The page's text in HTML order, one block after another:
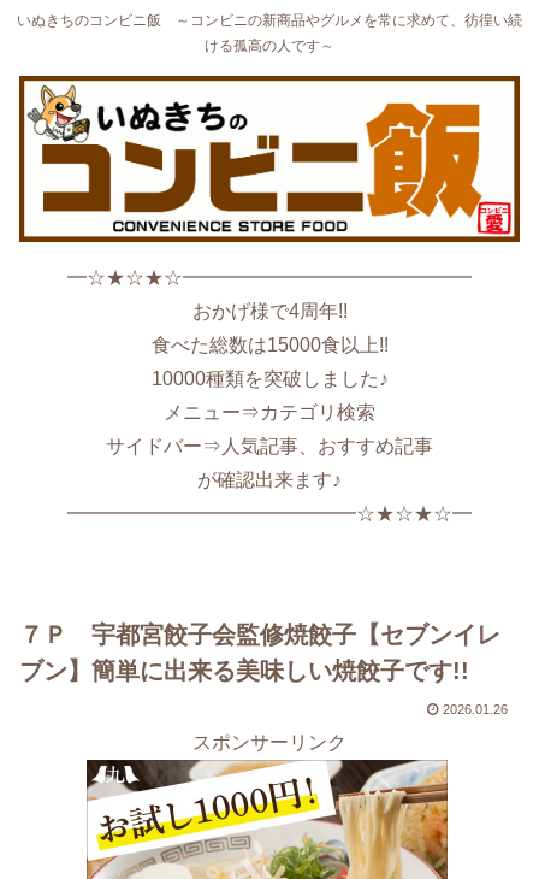
いぬきちのコンビニ飯 ～コンビニの新商品やグルメを常に求めて、彷徨い続
ける孤高の人です～
━☆★☆★☆━━━━━━━━━━━━━━━
おかげ様で4周年!!
食べた総数は15000食以上!!
10000種類を突破しました♪
メニュー⇒カテゴリ検索
サイドバー⇒人気記事、おすすめ記事
が確認出来ます♪
━━━━━━━━━━━━━━━☆★☆★☆━
７Ｐ 宇都宮餃子会監修焼餃子【セブンイレ
ブン】簡単に出来る美味しい焼餃子です!!
2026.01.26
スポンサーリンク